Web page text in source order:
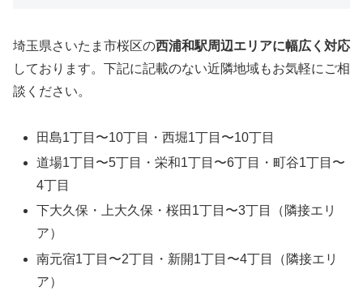
埼玉県さいたま市桜区の西浦和駅周辺エリアに幅広く対応
しております。下記に記載のない近隣地域もお気軽にご相
談ください。
田島1丁目〜10丁目・西堀1丁目〜10丁目
道場1丁目〜5丁目・栄和1丁目〜6丁目・町谷1丁目〜
4丁目
下大久保・上大久保・桜田1丁目〜3丁目（隣接エリ
ア）
南元宿1丁目〜2丁目・新開1丁目〜4丁目（隣接エリ
ア）